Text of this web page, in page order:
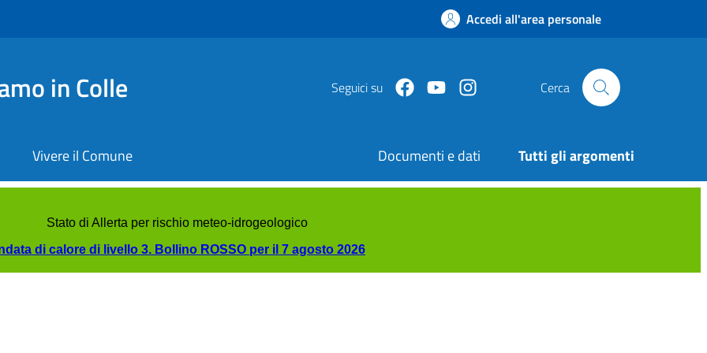
Accedi all'area personale
in Colle Seguici su FacebookYoutubeInstagram Cerca
Vivere il Comune Documenti e dati Tutti gli argomenti